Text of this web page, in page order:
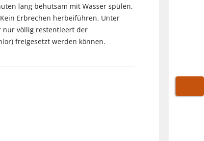
lang behutsam mit Wasser spülen.
Erbrechen herbeiführen. Unter
nur völlig restentleert der
freigesetzt werden können.